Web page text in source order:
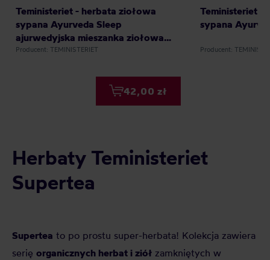
Teministeriet - herbata ziołowa
sypana Ayurveda Sleep
ajurwedyjska mieszanka ziołowa
EKO 50 g
Producent: TEMINISTERIET
42,00 zł
Teministeriet -
sypana
Producent:
Herbaty Teministeriet
Supertea
Supertea to po prostu super-herbata! Kolekcja zawiera
serię organicznych herbat i ziół zamkniętych w